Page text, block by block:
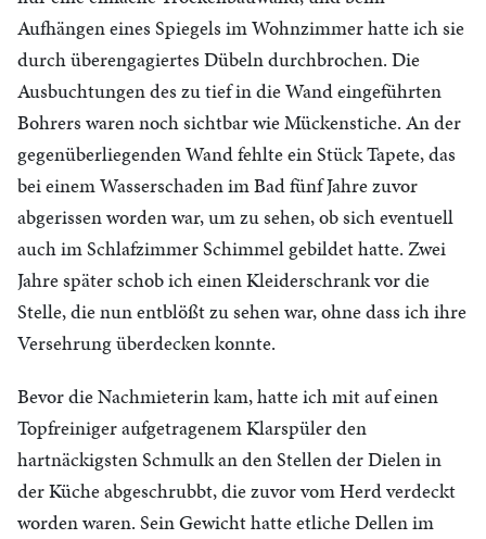
Aufhängen eines Spiegels im Wohnzimmer hatte ich sie
durch überengagiertes Dübeln durchbrochen. Die
Ausbuchtungen des zu tief in die Wand eingeführten
Bohrers waren noch sichtbar wie Mückenstiche. An der
gegenüberliegenden Wand fehlte ein Stück Tapete, das
bei einem Wasserschaden im Bad fünf Jahre zuvor
abgerissen worden war, um zu sehen, ob sich eventuell
auch im Schlafzimmer Schimmel gebildet hatte. Zwei
Jahre später schob ich einen Kleiderschrank vor die
Stelle, die nun entblößt zu sehen war, ohne dass ich ihre
Versehrung überdecken konnte.
Bevor die Nachmieterin kam, hatte ich mit auf einen
Topfreiniger aufgetragenem Klarspüler den
hartnäckigsten Schmulk an den Stellen der Dielen in
der Küche abgeschrubbt, die zuvor vom Herd verdeckt
worden waren. Sein Gewicht hatte etliche Dellen im